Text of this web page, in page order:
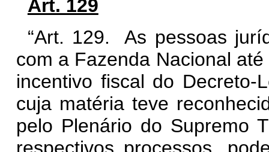
Art. 129
“Art. 129. As pessoas
com a Fazenda Nacional
incentivo fiscal do Decreto-
cuja matéria teve
pelo Plenário do Supremo